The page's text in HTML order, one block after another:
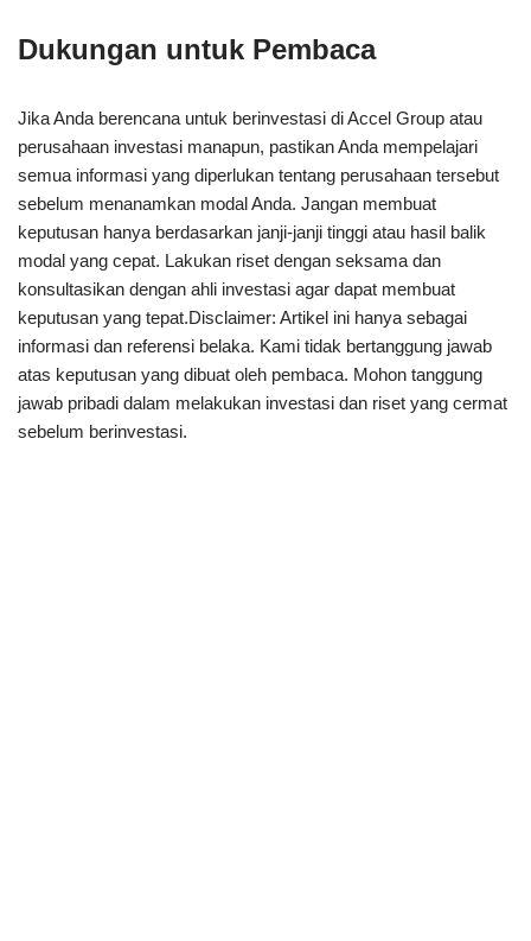
Dukungan untuk Pembaca
Jika Anda berencana untuk berinvestasi di Accel Group atau
perusahaan investasi manapun, pastikan Anda mempelajari
semua informasi yang diperlukan tentang perusahaan tersebut
sebelum menanamkan modal Anda. Jangan membuat
keputusan hanya berdasarkan janji-janji tinggi atau hasil balik
modal yang cepat. Lakukan riset dengan seksama dan
konsultasikan dengan ahli investasi agar dapat membuat
keputusan yang tepat.Disclaimer: Artikel ini hanya sebagai
informasi dan referensi belaka. Kami tidak bertanggung jawab
atas keputusan yang dibuat oleh pembaca. Mohon tanggung
jawab pribadi dalam melakukan investasi dan riset yang cermat
sebelum berinvestasi.